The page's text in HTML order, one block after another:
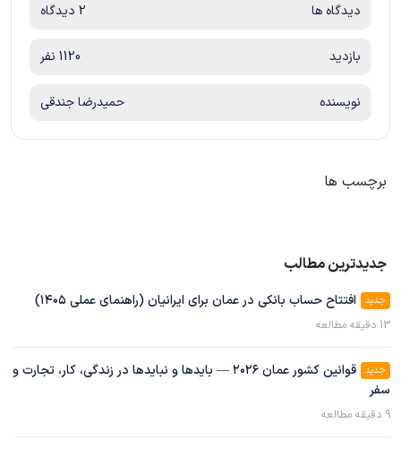
دیدگاه ها 2 دیدگاه
بازدید 1120 نفر
نویسنده حمیدرضا جندقی
برچسب ها
جدیدترین مطالب
جدید افتتاح حساب بانکی در عمان برای ایرانیان (راهنمای عملی ۱۴۰۵)
13 دقیقه مطالعه
جدید
قوانین کشور عمان ۲۰۲۶ — بایدها و نبایدها در زندگی، کار، تجارت و
سفر
9 دقیقه مطالعه